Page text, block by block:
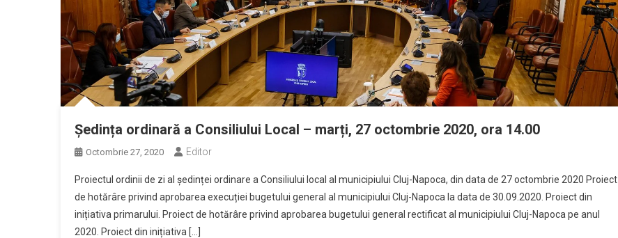
Ședința ordinară a Consiliului Local – marți, 27 octombrie 2020, ora 14.00
Octombrie 27, 2020 Editor
Proiectul ordinii de zi al ședinței ordinare a Consiliului local al municipiului Cluj-Napoca, din data de 27 octombrie 2020 Proiect
de hotărâre privind aprobarea execuției bugetului general al municipiului Cluj-Napoca la data de 30.09.2020. Proiect din
inițiativa primarului. Proiect de hotărâre privind aprobarea bugetului general rectificat al municipiului Cluj-Napoca pe anul
2020. Proiect din inițiativa […]